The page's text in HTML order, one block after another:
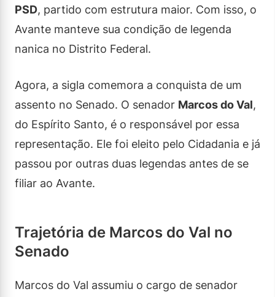
PSD, partido com estrutura maior. Com isso, o
Avante manteve sua condição de legenda
nanica no Distrito Federal.
Agora, a sigla comemora a conquista de um
assento no Senado. O senador Marcos do Val,
do Espírito Santo, é o responsável por essa
representação. Ele foi eleito pelo Cidadania e já
passou por outras duas legendas antes de se
filiar ao Avante.
Trajetória de Marcos do Val no
Senado
Marcos do Val assumiu o cargo de senador